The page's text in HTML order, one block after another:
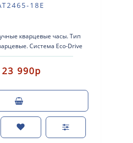
18E
кварцевые часы. Тип
Система Eco-Drive
от световой энергии). ..
23 990р